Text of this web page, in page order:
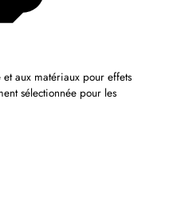
et aux matériaux pour effets
sélectionnée pour les